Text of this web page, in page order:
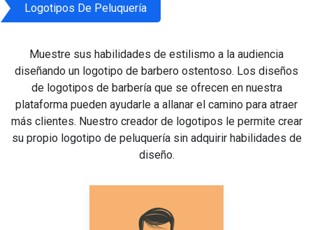
Logotipos De Peluquería
Muestre sus habilidades de estilismo a la audiencia
diseñando un logotipo de barbero ostentoso. Los diseños
de logotipos de barbería que se ofrecen en nuestra
plataforma pueden ayudarle a allanar el camino para atraer
más clientes. Nuestro creador de logotipos le permite crear
su propio logotipo de peluquería sin adquirir habilidades de
diseño.